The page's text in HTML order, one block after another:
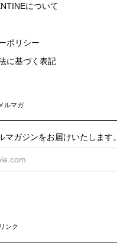
について
ポリシー
に基づく表記
メルマガ
マガジンをお届けいたします。
リンク